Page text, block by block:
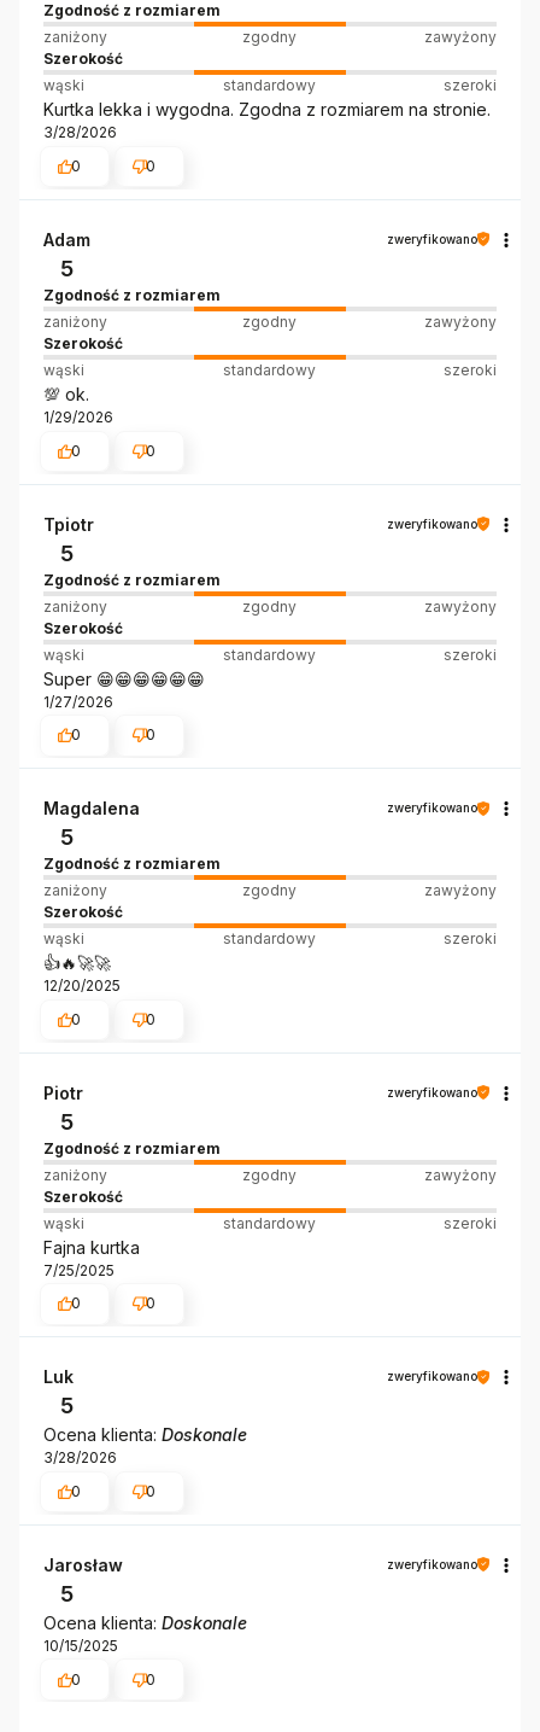
Zgodność z rozmiarem
zaniżony
zgodny
zawyżony
Szerokość
wąski
standardowy szeroki
Kurtka lekka i wygodna. Zgodna z rozmiarem na stronie.
3/28/2026
0
0
Adam zweryfikowano
5
Zgodność z rozmiarem
zaniżony
zgodny
zawyżony
Szerokość
wąski
standardowy szeroki
💯 ok.
1/29/2026
0
0
Tpiotr zweryfikowano
5
Zgodność z rozmiarem
zaniżony
zgodny
zawyżony
Szerokość
wąski
standardowy szeroki
Super 😁😁😁😁😁😁
1/27/2026
0
0
Magdalena zweryfikowano
5
Zgodność z rozmiarem
zaniżony
zgodny
zawyżony
Szerokość
wąski
standardowy szeroki
👍️🔥🚀🚀
12/20/2025
0
0
Piotr zweryfikowano
5
Zgodność z rozmiarem
zaniżony
zgodny
zawyżony
Szerokość
wąski
standardowy szeroki
Fajna kurtka
7/25/2025
0
0
Luk zweryfikowano
5
Ocena klienta: Doskonale
3/28/2026
0
0
Jarosław zweryfikowano
5
Ocena klienta: Doskonale
10/15/2025
0
0